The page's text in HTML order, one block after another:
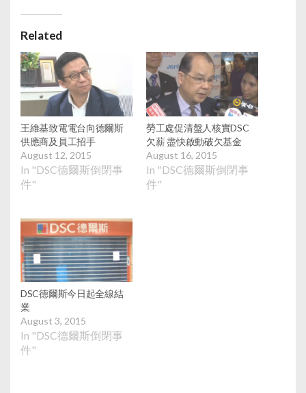
Related
王維基致電電台向德爾斯
供應商及員工招手
August 12, 2015
In "DSC德爾斯倒閉事
件"
勞工處促清盤人核實DSC
欠薪 盡快啟動破欠基金
August 16, 2015
In "DSC德爾斯倒閉事
件"
DSC德爾斯今日起全線結
業
August 3, 2015
In "DSC德爾斯倒閉事
件"